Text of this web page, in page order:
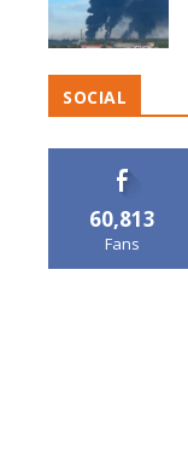
SOCIAL
60,813
Fans